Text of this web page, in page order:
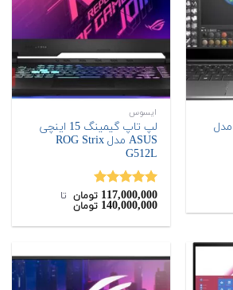
لپ تاپ 15 اینچی HP مدل
ایسوس
لپ تاپ گیمینگ 15 اینچی
ASUS مدل ROG Strix
G512L
نمره5.00
از 5
117,000,000 تومان ‌ تا ‌
140,000,000 تومان